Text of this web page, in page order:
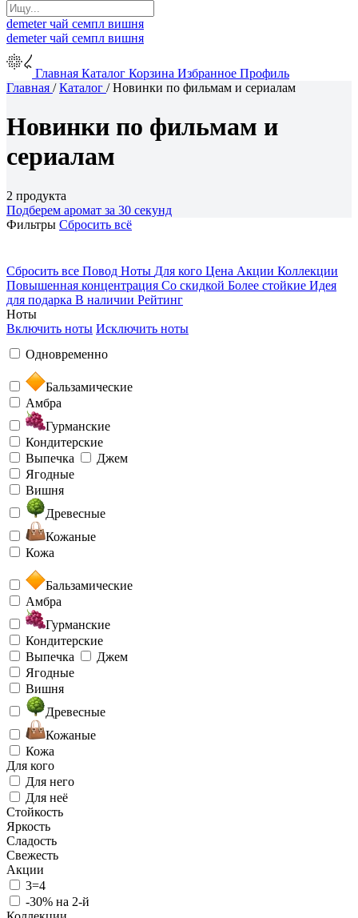
demeterчай семпл вишня
demeterчай семпл вишня
Главная Каталог Корзина Избранное Профиль
Главная /Каталог /Новинки по фильмам и сериалам
Новинки по фильмам и
сериалам
2 продукта
Подберем аромат за 30 секунд
Фильтры Сбросить всё
Сбросить все Повод Ноты Для кого Цена Акции Коллекции
Повышенная концентрация Со скидкой Более стойкие Идея
для подарка В наличии Рейтинг
Ноты
Включить ноты Исключить ноты
Одновременно
Бальзамические
Амбра
Гурманские
Кондитерские
Выпечка
Джем
Ягодные
Вишня
Древесные
Кожаные
Кожа
Бальзамические
Амбра
Гурманские
Кондитерские
Выпечка
Джем
Ягодные
Вишня
Древесные
Кожаные
Кожа
Для кого
Для него
Для неё
Стойкость
Яркость
Сладость
Свежесть
Акции
3=4
-30% на 2-й